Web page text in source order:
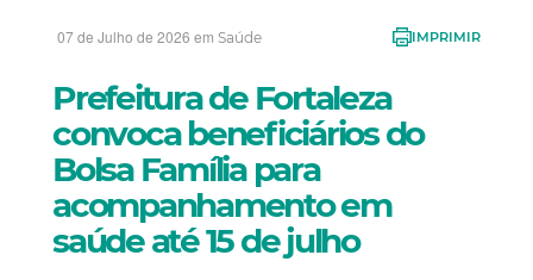
07 de Julho de 2026 em Saúde IMPRIMIR
Prefeitura de Fortaleza
convoca beneficiários do
Bolsa Família para
acompanhamento em
saúde até 15 de julho